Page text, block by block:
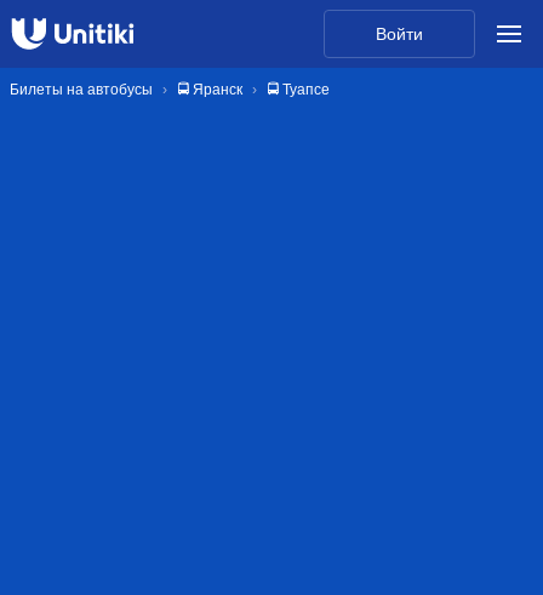
Войти
Билеты на автобусы 🚍 Яранск 🚍 Туапсе